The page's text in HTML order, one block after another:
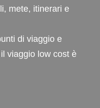
mete, itinerari e
di viaggio e
viaggio low cost è